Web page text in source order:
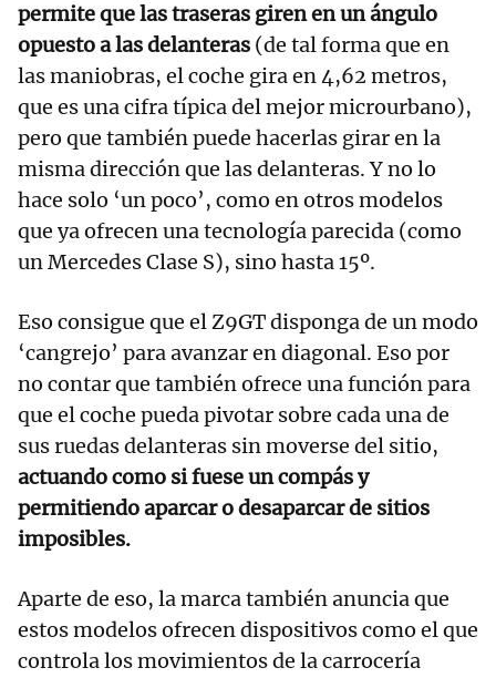
permite que las traseras giren en un ángulo
opuesto a las delanteras (de tal forma que en
las maniobras, el coche gira en 4,62 metros,
que es una cifra típica del mejor microurbano),
pero que también puede hacerlas girar en la
misma dirección que las delanteras. Y no lo
hace solo ‘un poco’, como en otros modelos
que ya ofrecen una tecnología parecida (como
un Mercedes Clase S), sino hasta 15º.
Eso consigue que el Z9GT disponga de un modo
‘cangrejo’ para avanzar en diagonal. Eso por
no contar que también ofrece una función para
que el coche pueda pivotar sobre cada una de
sus ruedas delanteras sin moverse del sitio,
actuando como si fuese un compás y
permitiendo aparcar o desaparcar de sitios
imposibles.
Aparte de eso, la marca también anuncia que
estos modelos ofrecen dispositivos como el que
controla los movimientos de la carrocería